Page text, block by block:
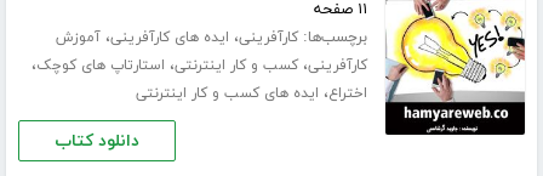
۱۱ صفحه
برچسب‌ها:کارآفرینی، ایده های کارآفرینی،آموزش
کارآفرینی،کسب و کار اینترنتی، استارتاپ های کوچک،
اختراع، ایده های کسب و کار اینترنتی
دانلود کتاب